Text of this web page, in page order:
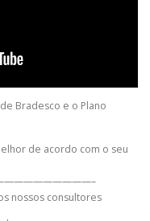
Bradesco e o Plano
de acordo com o seu
nossos consultores